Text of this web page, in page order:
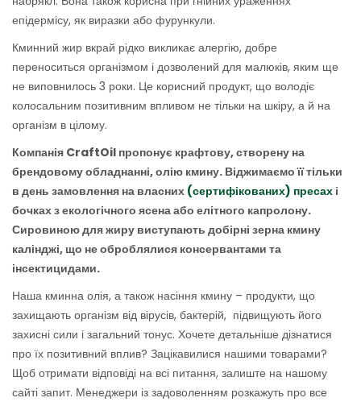
епідермісу, як виразки або фурункули.
Кминний жир вкрай рідко викликає алергію, добре
переноситься організмом і дозволений для малюків, яким ще
не виповнилось 3 роки. Це корисний продукт, що володіє
колосальним позитивним впливом не тільки на шкіру, а й на
організм в цілому.
Компанія CraftOil пропонує крафтову, створену на
брендовому обладнанні, олію кмину. Віджимаємо її тільки
в день замовлення на власних (сертифікованих) пресах і
бочках з екологічного ясена або елітного капролону.
Сировиною для жиру виступають добірні зерна кмину
калінджі, що не оброблялися консервантами та
інсектицидами.
Наша кминна олія, а також насіння кмину – продукти, що
захищають організм від вірусів, бактерій, підвищують його
захисні сили і загальний тонус. Хочете детальніше дізнатися
про їх позитивний вплив? Зацікавилися нашими товарами?
Щоб отримати відповіді на всі питання, залиште на нашому
сайті запит. Менеджери із задоволенням розкажуть про все